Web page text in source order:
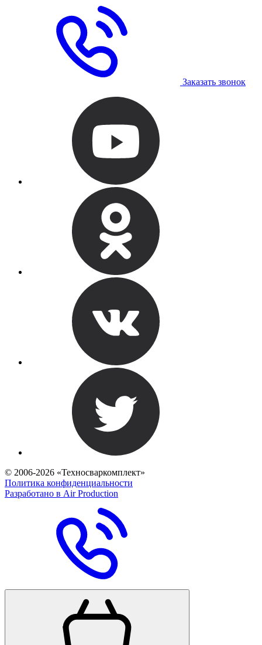
Заказать звонок
© 2006-2026 «Техносваркомплект»
Политика конфиденциальности
Разработано в Air Production